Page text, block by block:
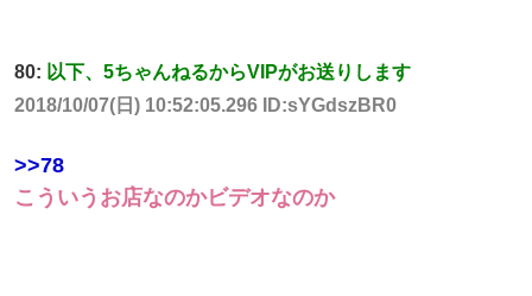
80: 以下、5ちゃんねるからVIPがお送りします
2018/10/07(日) 10:52:05.296 ID:sYGdszBR0
>>78
こういうお店なのかビデオなのか